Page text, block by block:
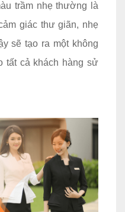
trầm nhẹ thường là
giác thư giãn, nhẹ
sẽ tạo ra một không
tất cả khách hàng sử